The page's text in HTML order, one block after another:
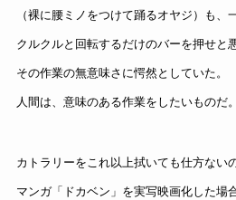
（裸に腰ミノをつけて踊るオヤジ）も、
クルクルと回転するだけのバーを押せと
その作業の無意味さに愕然としていた。
人間は、意味のある作業をしたいものだ。
カトラリーをこれ以上拭いても仕方ない
マンガ「ドカベン」を実写映画化した場